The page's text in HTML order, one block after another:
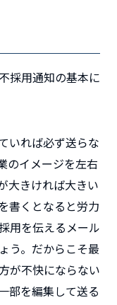
採用通知の基本に
いれば必ず送らな
のイメージを左右
大きければ大きい
書くとなると労力
用を伝えるメール
う。だからこそ最
が不快にならない
部を編集して送る